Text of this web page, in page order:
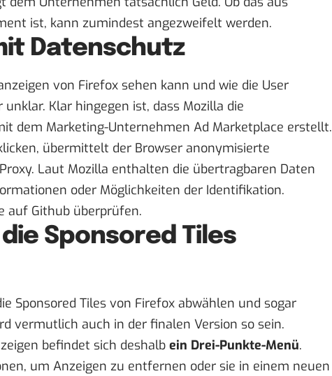
ist, kann zumindest angezweifelt werden.
Datenschutz
von Firefox sehen kann und wie die User
Klar hingegen ist, dass Mozilla die
dem Marketing-Unternehmen Ad Marketplace erstellt.
übermittelt der Browser anonymisierte
Laut Mozilla enthalten die übertragbaren Daten
oder Möglichkeiten der Identifikation.
auf Github überprüfen.
Sponsored Tiles
Sponsored Tiles von Firefox abwählen und sogar
vermutlich auch in der finalen Version so sein.
befindet sich deshalb ein Drei-Punkte-Menü.
um Anzeigen zu entfernen oder sie in einem neuen